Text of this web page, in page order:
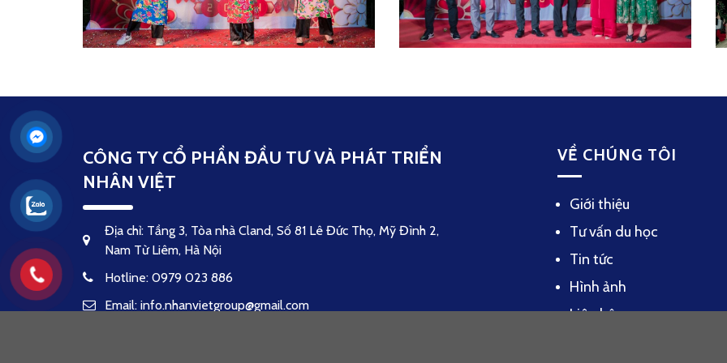
CÔNG TY CỔ PHẦN ĐẦU TƯ VÀ PHÁT TRIỂN
NHÂN VIỆT
Địa chỉ: Tầng 3, Tòa nhà Cland, Số 81 Lê Đức Thọ, Mỹ Đình 2,
Nam Từ Liêm, Hà Nội
Hotline: 0979 023 886
Email: info.nhanvietgroup@gmail.com
VỀ CHÚNG TÔI
Giới thiệu
Tư vấn du học
Tin tức
Hình ảnh
Liên hệ